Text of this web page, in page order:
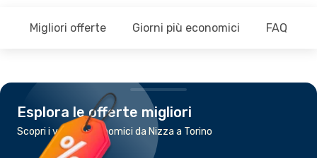
Migliori offerte Giorni più economici FAQ
Esplora le offerte migliori
Scopri i voli più economici da Nizza a Torino